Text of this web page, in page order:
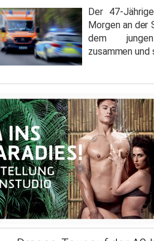
Der 47-
Morgen an der
dem jungen
zusammen